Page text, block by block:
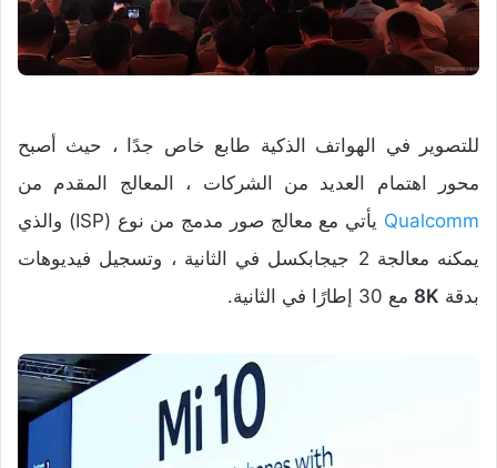
للتصوير في الهواتف الذكية طابع خاص جدًا ، حيث أصبح
محور اهتمام العديد من الشركات ، المعالج المقدم من
Qualcomm
يأتي مع معالج صور مدمج من نوع (ISP) والذي
يمكنه معالجة 2 جيجابكسل في الثانية ، وتسجيل فيديوهات
بدقة 8K مع 30 إطارًا في الثانية.